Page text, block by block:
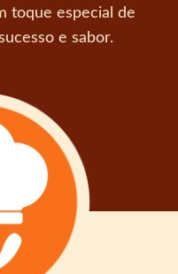
toque especial de
e sabor.